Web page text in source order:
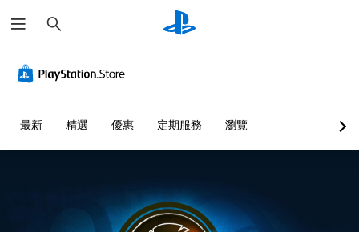
尋
最新 精選 優惠 定期服務 瀏覽